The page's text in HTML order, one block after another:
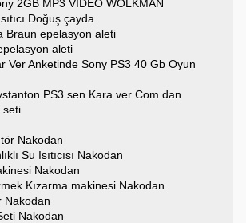
2GB MP3 VİDEO WOLKMAN
Doğuş çayda
Braun epelasyon aleti
aleti
Ver Anketinde Sony PS3 40 Gb Oyun
PS3 sen Kara ver Com dan
seti
Nakodan
Su Isıtıcısı Nakodan
Nakodan
Kızarma makinesi Nakodan
Nakodan
Nakodan